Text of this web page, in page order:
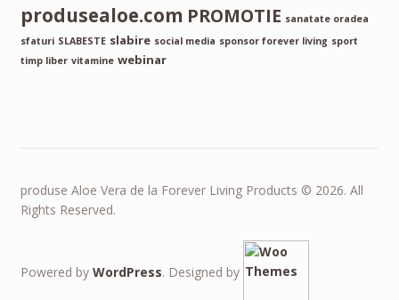
produsealoe.com PROMOTIE sanatate oradea
sfaturi SLABESTE slabire social media sponsor forever living sport
timp liber vitamine webinar
produse Aloe Vera de la Forever Living Products © 2026. All
Rights Reserved.
Powered by WordPress. Designed by